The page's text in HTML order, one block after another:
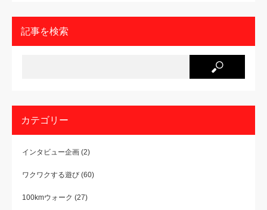
記事を検索
カテゴリー
インタビュー企画 (2)
ワクワクする遊び (60)
100kmウォーク (27)